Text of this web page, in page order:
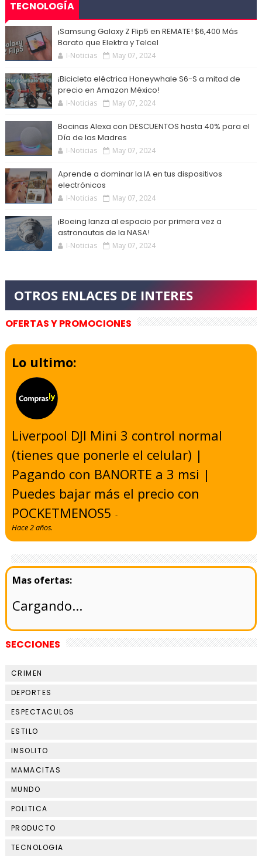
TECNOLOGÍA
¡Samsung Galaxy Z Flip5 en REMATE! $6,400 Más
Barato que Elektra y Telcel
I-Noticias May 07, 2024
¡Bicicleta eléctrica Honeywhale S6-S a mitad de
precio en Amazon México!
I-Noticias May 07, 2024
Bocinas Alexa con DESCUENTOS hasta 40% para el
Día de las Madres
I-Noticias May 07, 2024
Aprende a dominar la IA en tus dispositivos
electrónicos
I-Noticias May 07, 2024
¡Boeing lanza al espacio por primera vez a
astronautas de la NASA!
I-Noticias May 07, 2024
OFERTAS Y PROMOCIONES
Lo ultimo:
Liverpool DJI Mini 3 control normal
(tienes que ponerle el celular) |
Pagando con BANORTE a 3 msi |
Puedes bajar más el precio con
POCKETMENOS5-
Hace 2 años.
Cargando...
SECCIONES
CRIMEN
DEPORTES
ESPECTACULOS
ESTILO
INSOLITO
MAMACITAS
MUNDO
POLITICA
PRODUCTO
TECNOLOGIA